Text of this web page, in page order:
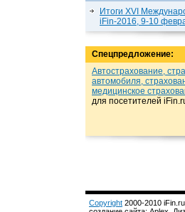
Итоги XVI
iFin-2016, 9-10
Спецпредложение:
Автострахование,
автомобиля,
медицинское
для посетителей
Copyright 2000-2010